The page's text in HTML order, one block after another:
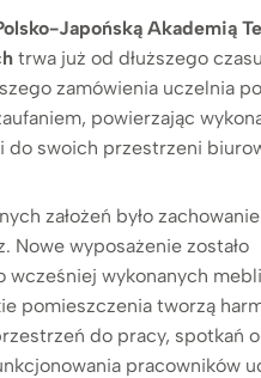
Japońską Akademią
trwa już od dłuższego
zamówienia uczelnia
powierzając
do swoich przestrzeni
założeń było
Nowe wyposażenie zostało
wcześniej wykonanych
pomieszczenia tworzą
do pracy, spotkań
pracowników